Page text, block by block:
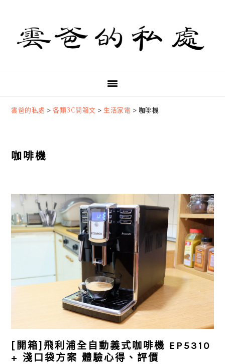
primary
navigation
content
primary
sidebar
雲爸的私處 >各類3C開箱文 > 生活家電 > 咖啡機
咖啡機
[開箱]飛利浦全自動義式咖啡機 EP5310
+ 淺口袋方案 體驗心得、評價